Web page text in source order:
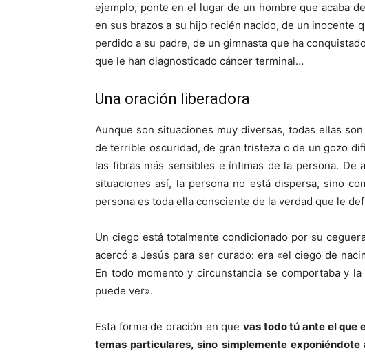
ejemplo, ponte en el lugar de un hombre que acaba
en sus brazos a su hijo recién nacido, de un inocente
perdido a su padre, de un gimnasta que ha
que le han diagnosticado cáncer terminal…
Una oración liberadora
Aunque son situaciones muy diversas, todas ellas
de terrible oscuridad, de gran tristeza o de un gozo
las fibras más sensibles e íntimas de la persona. De
situaciones así, la persona no está dispersa, sino
persona es toda ella consciente de la verdad que le
Un ciego está totalmente condicionado por su
acercó a Jesús para ser curado: era «el ciego de
En todo momento y circunstancia se comportaba y
puede ver».
Esta forma de oración en que vas todo tú ante el que
temas particulares, sino simplemente